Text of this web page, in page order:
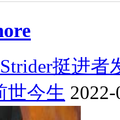
挺进者
世今生